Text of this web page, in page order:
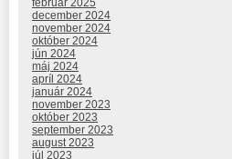
február 2025
december 2024
november 2024
október 2024
jún 2024
máj 2024
apríl 2024
január 2024
november 2023
október 2023
september 2023
august 2023
júl 2023